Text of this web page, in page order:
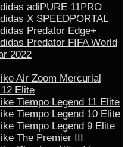
adiPURE 11PRO
X SPEEDPORTAL
Predator Edge+
Predator FIFA World
2022
Air Zoom Mercurial
Elite
Tiempo Legend 11 Elite
Tiempo Legend 10 Elite
Tiempo Legend 9 Elite
The Premier III